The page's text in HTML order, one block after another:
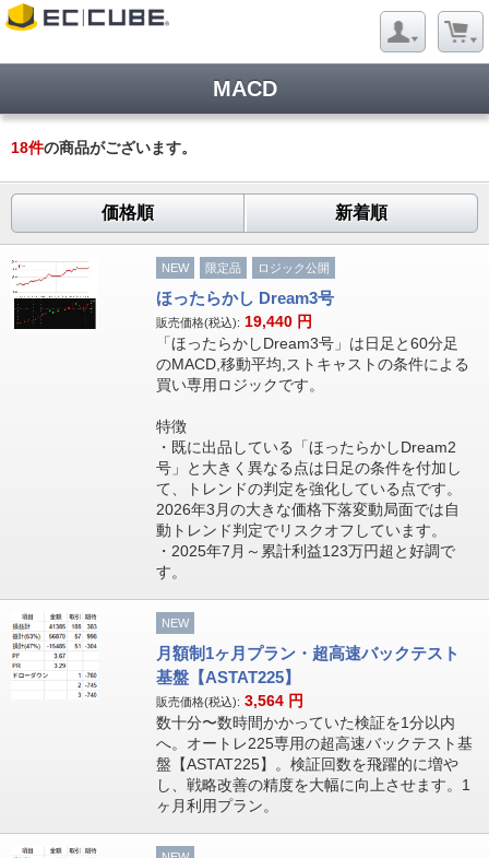
MACD
18件の商品がございます。
価格順 新着順
NEW 限定品 ロジック公開
ほったらかし Dream3号
販売価格(税込): 19,440 円
「ほったらかしDream3号」は日足と60分足
のMACD,移動平均,ストキャストの条件による
買い専用ロジックです。
特徴
・既に出品している「ほったらかしDream2
号」と大きく異なる点は日足の条件を付加し
て、トレンドの判定を強化している点です。
2026年3月の大きな価格下落変動局面では自
動トレンド判定でリスクオフしています。
・2025年7月～累計利益123万円超と好調で
す。
NEW
月額制1ヶ月プラン・超高速バックテスト
基盤【ASTAT225】
販売価格(税込): 3,564 円
数十分〜数時間かかっていた検証を1分以内
へ。オートレ225専用の超高速バックテスト基
盤【ASTAT225】。検証回数を飛躍的に増や
し、戦略改善の精度を大幅に向上させます。1
ヶ月利用プラン。